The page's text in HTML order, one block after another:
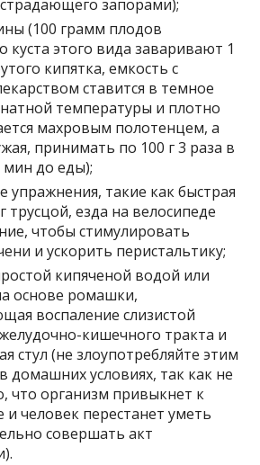
запорами);
(100 грамм плодов
куста этого вида заваривают 1
кипятка, емкость с
ставится в темное
температуры и плотно
махровым полотенцем, а
принимать по 100 г 3 раза в
мин до еды);
упражнения, такие как быстрая
трусцой, езда на велосипеде
чтобы стимулировать
и ускорить перистальтику;
кипяченой водой или
основе ромашки,
воспаление слизистой
кишечного тракта и
стул (не злоупотребляйте этим
домашних условиях, так как не
что организм привыкнет к
и человек перестанет уметь
совершать акт